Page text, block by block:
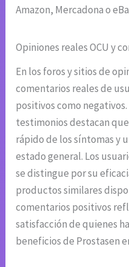
Amazon, Mercadona o
Opiniones reales OCU y
En los foros y sitios de
comentarios reales de
positivos como
testimonios destacan
rápido de los síntomas y
estado general. Los
se distingue por su
productos similares
comentarios positivos
satisfacción de quienes
beneficios de Prostasen